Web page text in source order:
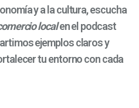
y a la cultura, escucha
localen el podcast
ejemplos claros y
tu entorno con cada